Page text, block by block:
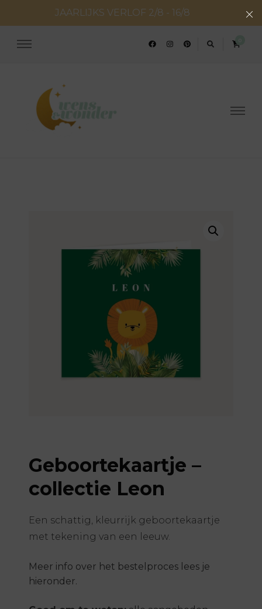
JAARLIJKS VERLOF 2/8 - 16/8
Geboorte- & huwelijksconcepten
Geboortekaartje –
collectie Leon
Een schattig, kleurrijk geboortekaartje
met tekening van een leeuw.
Meer info over het bestelproces lees je
hieronder.